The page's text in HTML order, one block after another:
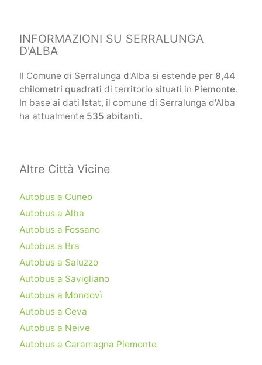
INFORMAZIONI SU SERRALUNGA
D'ALBA
Il Comune di Serralunga d'Alba si estende per 8,44
chilometri quadrati di territorio situati in Piemonte.
In base ai dati Istat, il comune di Serralunga d'Alba
ha attualmente 535 abitanti.
Altre Città Vicine
Autobus a Cuneo
Autobus a Alba
Autobus a Fossano
Autobus a Bra
Autobus a Saluzzo
Autobus a Savigliano
Autobus a Mondovì
Autobus a Ceva
Autobus a Neive
Autobus a Caramagna Piemonte